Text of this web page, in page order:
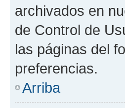
archivados en
de Control de
las páginas del
preferencias.
Arriba